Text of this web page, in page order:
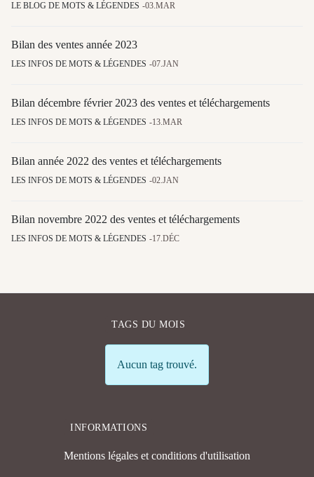
LE BLOG DE MOTS & LÉGENDES 03.MAR
Bilan des ventes année 2023
LES INFOS DE MOTS & LÉGENDES 07.JAN
Bilan décembre février 2023 des ventes et téléchargements
LES INFOS DE MOTS & LÉGENDES 13.MAR
Bilan année 2022 des ventes et téléchargements
LES INFOS DE MOTS & LÉGENDES 02.JAN
Bilan novembre 2022 des ventes et téléchargements
LES INFOS DE MOTS & LÉGENDES 17.DÉC
TAGS DU MOIS
Info
Aucun tag trouvé.
INFORMATIONS
Mentions légales et conditions d'utilisation